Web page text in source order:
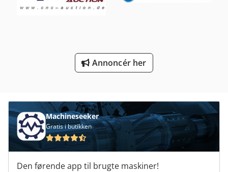
Udvikling Af Film Maskine
Værktøj Og Fræser Kværn
Annoncér her
Machineseeker
Gratis i butikken
Den førende app til brugte maskiner!